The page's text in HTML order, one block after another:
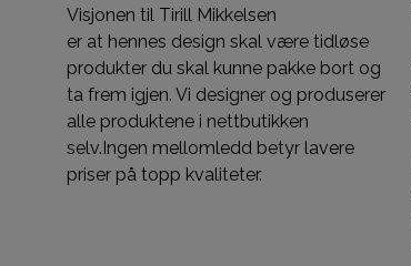
Visjonen til Tirill Mikkelsen
er at hennes design skal være tidløse
produkter du skal kunne pakke bort og
ta frem igjen. Vi designer og produserer
alle produktene i nettbutikken
selv.Ingen mellomledd betyr lavere
priser på topp kvaliteter.